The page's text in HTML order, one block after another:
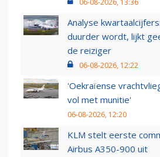
06-08-2026, 13:36
Analyse
duurder wordt, lijkt
de reiziger
06-08-2026, 12:22
'Oekraïense
vol met munitie'
06-08-2026, 12:20
KLM stelt eerste
Airbus A350-900 uit